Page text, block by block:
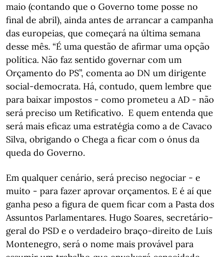
maio (contando que o Governo tome posse no
final de abril), ainda antes de arrancar a campanha
das europeias, que começará na última semana
desse mês. “É uma questão de afirmar uma opção
política. Não faz sentido governar com um
Orçamento do PS”, comenta ao DN um dirigente
social-democrata. Há, contudo, quem lembre que
para baixar impostos - como prometeu a AD - não
será preciso um Retificativo. E quem entenda que
será mais eficaz uma estratégia como a de Cavaco
Silva, obrigando o Chega a ficar com o ónus da
queda do Governo.
Em qualquer cenário, será preciso negociar - e
muito - para fazer aprovar orçamentos. E é aí que
ganha peso a figura de quem ficar com a Pasta dos
Assuntos Parlamentares. Hugo Soares, secretário-
geral do PSD e o verdadeiro braço-direito de Luís
Montenegro, será o nome mais provável para